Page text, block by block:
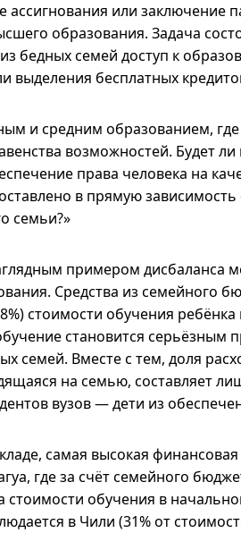
ассигнования или заключение
образования. Задача
бедных семей доступ к
выделения бесплатных
и средним образованием,
возможностей. Будет ли
права человека на
в прямую зависимость
семьи?»
примером дисбаланса
Средства из семейного
стоимости обучения
становится серьёзным
семей. Вместе с тем, доля
на семью, составляет
вузов — дети из
самая высокая финансовая
где за счёт семейного
стоимости обучения в
в Чили (31% от